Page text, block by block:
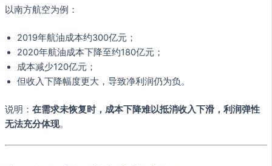
以南方航空为例：
2019年航油成本约300亿元；
2020年航油成本下降至约180亿元；
成本减少120亿元；
但收入下降幅度更大，导致净利润仍为负。
说明： 在需求未恢复时，成本下降难以抵消收入下滑，利润弹性
无法充分体现。